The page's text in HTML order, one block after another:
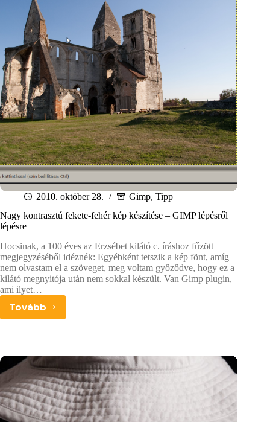
2010. október 28. Gimp, Tipp
Nagy kontrasztú fekete-fehér kép készítése – GIMP lépésről
lépésre
Hocsinak, a 100 éves az Erzsébet kilátó c. íráshoz fűzött
megjegyzéséből idéznék: Egyébként tetszik a kép fönt, amíg
nem olvastam el a szöveget, meg voltam győződve, hogy ez a
kilátó megnyitója után nem sokkal készült. Van Gimp plugin,
ami ilyet…
Tovább
Nagy
kép
készítése
–
GIMP
lépésről
lépésre